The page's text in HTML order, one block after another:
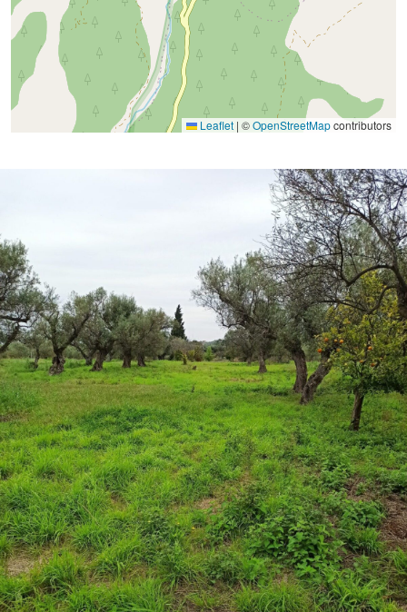
Leaflet | ©OpenStreetMapcontributors